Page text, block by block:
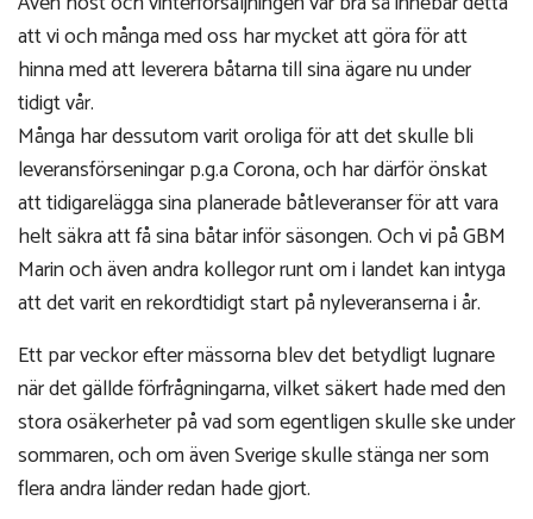
att vi och många med oss har mycket att göra för att
hinna med att leverera båtarna till sina ägare nu under
tidigt vår.
Många har dessutom varit oroliga för att det skulle bli
leveransförseningar p.g.a Corona, och har därför önskat
att tidigarelägga sina planerade båtleveranser för att vara
helt säkra att få sina båtar inför säsongen. Och vi på GBM
Marin och även andra kollegor runt om i landet kan intyga
att det varit en rekordtidigt start på nyleveranserna i år.
Ett par veckor efter mässorna blev det betydligt lugnare
när det gällde förfrågningarna, vilket säkert hade med den
stora osäkerheter på vad som egentligen skulle ske under
sommaren, och om även Sverige skulle stänga ner som
flera andra länder redan hade gjort.